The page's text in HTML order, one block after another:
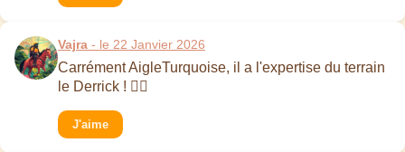
Vajra - le 22 Janvier 2026
Carrément AigleTurquoise, il a l'expertise du terrain
le Derrick ! 🕵️‍♂️
J'aime